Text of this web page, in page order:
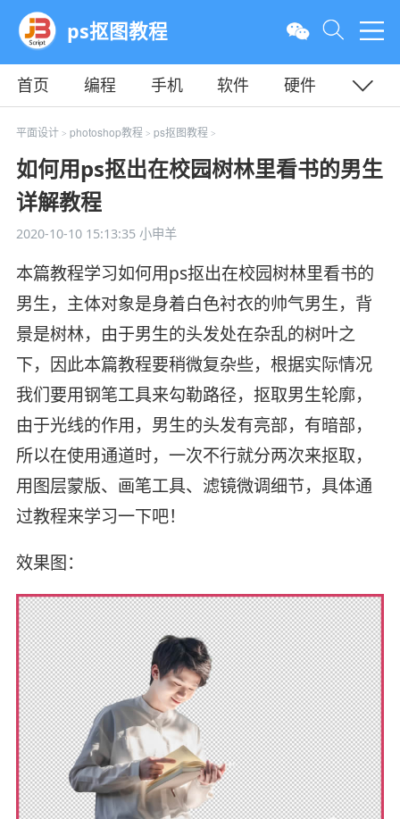
ps抠图教程
首页 编程 手机 软件
硬件
教程
平面 服务器
平面设计> photoshop教程 > ps抠图教程 >
如何用ps抠出在校园树林里看书的男生
详解教程
2020-10-10 15:13:35小申羊
本篇教程学习如何用ps抠出在校园树林里看书的
男生，主体对象是身着白色衬衣的帅气男生，背
景是树林，由于男生的头发处在杂乱的树叶之
下，因此本篇教程要稍微复杂些，根据实际情况
我们要用钢笔工具来勾勒路径，抠取男生轮廓，
由于光线的作用，男生的头发有亮部，有暗部，
所以在使用通道时，一次不行就分两次来抠取，
用图层蒙版、画笔工具、滤镜微调细节，具体通
过教程来学习一下吧！
效果图：